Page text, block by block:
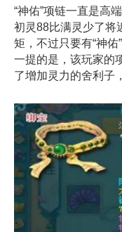
“神佑”项链一直是高
初灵88比满灵少了将
矩，不过只要有“神
一提的是，该玩家的
了增加灵力的舍利子